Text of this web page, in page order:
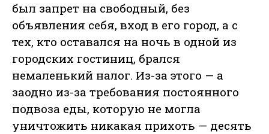
был запрет на свободный, без
объявления себя, вход в его город, а с
тех, кто оставался на ночь в одной из
городских гостиниц, брался
немаленький налог. Из-за этого — а
заодно из-за требования постоянного
подвоза еды, которую не могла
уничтожить никакая прихоть — десять